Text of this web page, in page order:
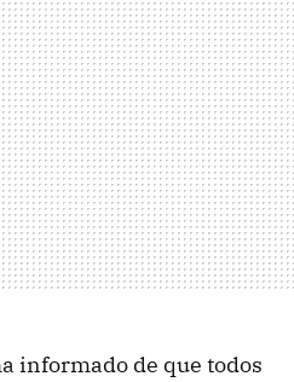
informado de que todos